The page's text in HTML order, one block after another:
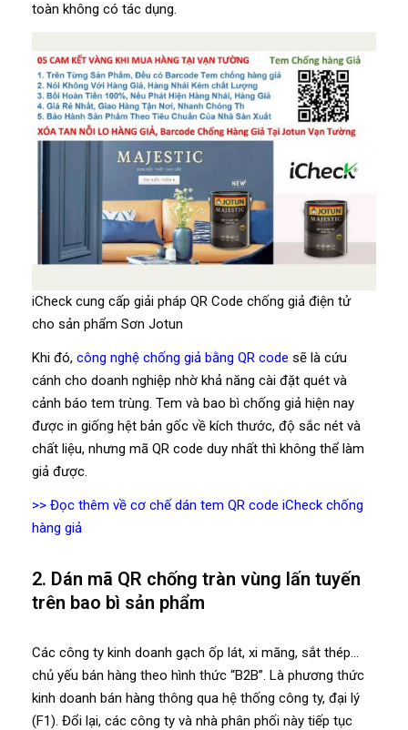
toàn không có tác dụng.
iCheck cung cấp giải pháp QR Code chống giả điện tử
cho sản phẩm Sơn Jotun
Khi đó, công nghệ chống giả bằng QR code sẽ là cứu
cánh cho doanh nghiệp nhờ khả năng cài đặt quét và
cảnh báo tem trùng. Tem và bao bì chống giả hiện nay
được in giống hệt bản gốc về kích thước, độ sắc nét và
chất liệu, nhưng mã QR code duy nhất thì không thể làm
giả được.
>> Đọc thêm về cơ chế dán tem QR code iCheck chống
hàng giả
2. Dán mã QR chống tràn vùng lấn tuyến
trên bao bì sản phẩm
Các công ty kinh doanh gạch ốp lát, xi măng, sắt thép…
chủ yếu bán hàng theo hình thức “B2B”. Là phương thức
kinh doanh bán hàng thông qua hệ thống công ty, đại lý
(F1). Đổi lại, các công ty và nhà phân phối này tiếp tục